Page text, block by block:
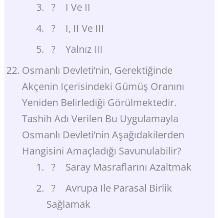
? I Ve II
? I, II Ve III
? Yalnız III
Osmanlı Devleti’nin, Gerektiğinde
Akçenin Içerisindeki Gümüş Oranını
Yeniden Belirlediği Görülmektedir.
Tashih Adı Verilen Bu Uygulamayla
Osmanlı Devleti’nin Aşağıdakilerden
Hangisini Amaçladığı Savunulabilir?
? Saray Masraflarını Azaltmak
? Avrupa Ile Parasal Birlik
Sağlamak